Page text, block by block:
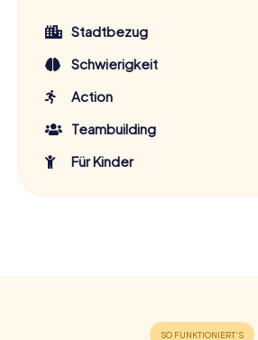
Stadtbezug
Schwierigkeit
Action
Teambuilding
Für Kinder